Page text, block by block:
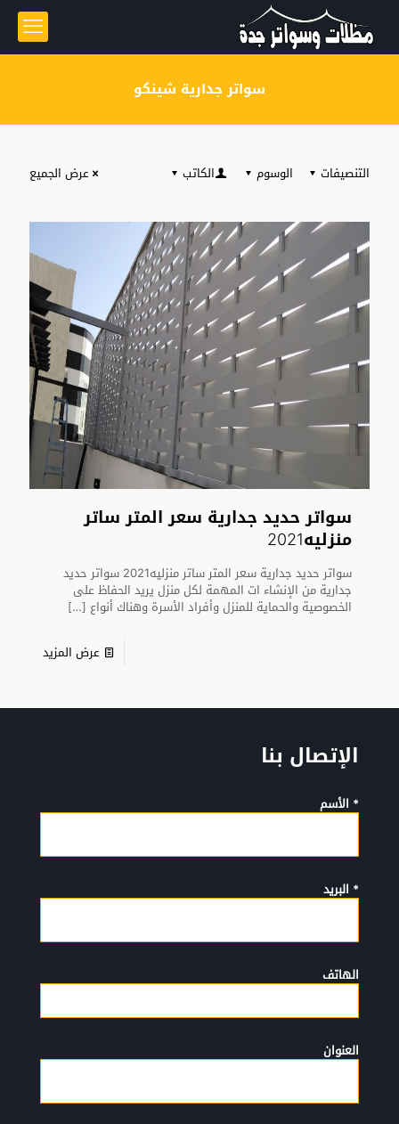
سواتر جدارية شينكو
التنصيفات الوسوم الكاتب عرض الجميع
سواتر حديد جدارية سعر المتر ساتر
منزليه2021
سواتر حديد جدارية سعر المتر ساتر منزليه2021 سواتر حديد
جدارية من الإنشاء ات المهمة لكل منزل يريد الحفاظ على
الخصوصية والحماية للمنزل وأفراد الأسرة وهناك أنواع […]
عرض المزيد
الإتصال بنا
* الأسم
* البريد
الهاتف
العنوان